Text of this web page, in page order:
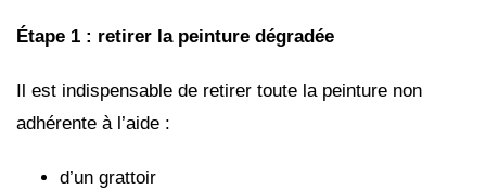
Étape 1 : retirer la peinture dégradée
Il est indispensable de retirer toute la peinture non
adhérente à l’aide :
d’un grattoir